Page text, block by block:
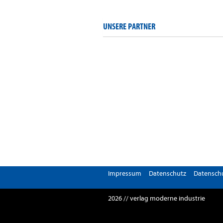
UNSERE PARTNER
Impressum Datenschutz
2026 // verlag moderne industrie